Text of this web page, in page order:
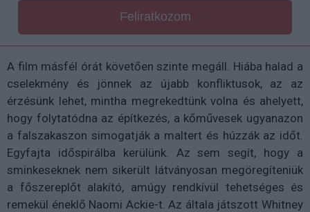
Feliratkozom
A film másfél órát követően szinte megáll. Hiába halad a
cselekmény és jönnek az újabb konfliktusok, az az
érzésünk lehet, mintha megrekedtünk volna és ahelyett,
hogy folytatódna az építkezés, a kőművesek ugyanazon
a falszakaszon simogatják a maltert és húzzák az időt.
Egyfajta időspirálba kerülünk. Az sem segít, hogy a
sminkeseknek nem sikerült látványosan megöregíteniük
a főszereplőt alakító, amúgy rendkívül tehetséges és
remekül éneklő Naomi Ackie-t. Az általa játszott Whitney